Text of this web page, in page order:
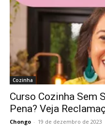
Cozinha
Curso Cozinha Sem
Pena? Veja
Chongo - 19 de dezembro de 2023